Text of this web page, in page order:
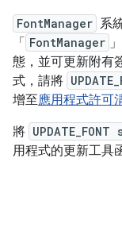
FontManager 系
「
FontManager
態，並可更新附有
式，請將
增至應用程式許可
將
用程式的更新工具